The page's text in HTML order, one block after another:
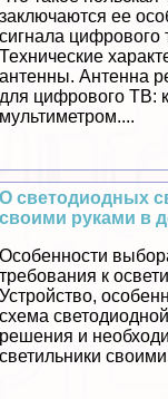
заключаются ее
сигнала цифрового
Технические
антенны. Антенна
для цифрового ТВ:
мультиметром....
О светодиодных
своими руками в
Особенности
требования к
Устройство,
схема
решения и
светильники